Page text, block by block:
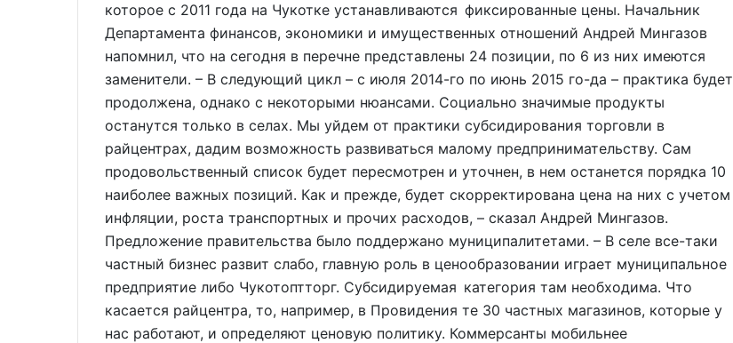
которое с 2011 года на Чукотке устанавливаются фиксированные цены. Начальник
Департамента финансов, экономики и имущественных отношений Андрей Мингазов
напомнил, что на сегодня в перечне представлены 24 позиции, по 6 из них имеются
заменители. – В следующий цикл – с июля 2014-го по июнь 2015 го-да – практика будет
продолжена, однако с некоторыми нюансами. Социально значимые продукты
останутся только в селах. Мы уйдем от практики субсидирования торговли в
райцентрах, дадим возможность развиваться малому предпринимательству. Сам
продовольственный список будет пересмотрен и уточнен, в нем останется порядка 10
наиболее важных позиций. Как и прежде, будет скорректирована цена на них с учетом
инфляции, роста транспортных и прочих расходов, – сказал Андрей Мингазов.
Предложение правительства было поддержано муниципалитетами. – В селе все-таки
частный бизнес развит слабо, главную роль в ценообразовании играет муниципальное
предприятие либо Чукотоптторг. Субсидируемая категория там необходима. Что
касается райцентра, то, например, в Провидения те 30 частных магазинов, которые у
нас работают, и определяют ценовую политику. Коммерсанты мобильнее